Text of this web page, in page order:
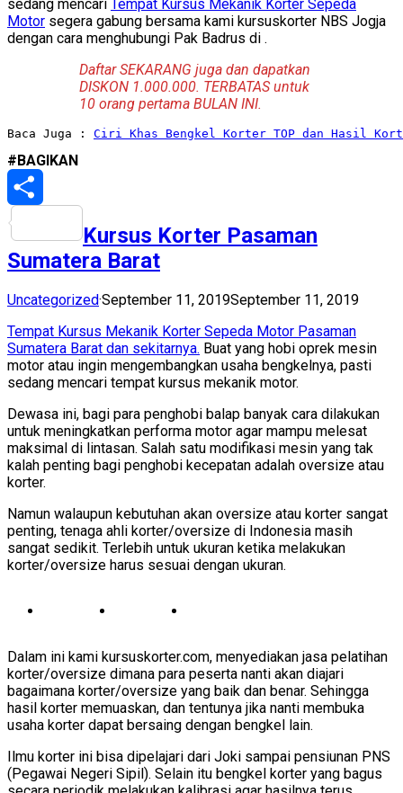
sedang mencari
Tempat Kursus Mekanik Korter Sepeda
Motor segera gabung bersama kami kursuskorter NBS Jogja
dengan cara menghubungi Pak Badrus di .
Daftar SEKARANG juga dan dapatkan
DISKON 1.000.000. TERBATAS untuk
10 orang pertama BULAN INI.
Baca Juga : Ciri Khas Bengkel Korter TOP dan Hasil
#BAGIKAN
Kursus Korter Pasaman
Sumatera Barat
Uncategorized·September 11, 2019September 11, 2019
Tempat Kursus Mekanik Korter Sepeda Motor Pasaman
Sumatera Barat dan sekitarnya. Buat yang hobi oprek mesin
motor atau ingin mengembangkan usaha bengkelnya, pasti
sedang mencari tempat kursus mekanik motor.
Dewasa ini, bagi para penghobi balap banyak cara dilakukan
untuk meningkatkan performa motor agar mampu melesat
maksimal di lintasan. Salah satu modifikasi mesin yang tak
kalah penting bagi penghobi kecepatan adalah oversize atau
korter.
Namun walaupun kebutuhan akan oversize atau korter sangat
penting, tenaga ahli korter/oversize di Indonesia masih
sangat sedikit. Terlebih untuk ukuran ketika melakukan
korter/oversize harus sesuai dengan ukuran.
Dalam ini kami kursuskorter.com, menyediakan jasa pelatihan
korter/oversize dimana para peserta nanti akan diajari
bagaimana korter/oversize yang baik dan benar. Sehingga
hasil korter memuaskan, dan tentunya jika nanti membuka
usaha korter dapat bersaing dengan bengkel lain.
Ilmu korter ini bisa dipelajari dari Joki sampai pensiunan PNS
(Pegawai Negeri Sipil). Selain itu bengkel korter yang bagus